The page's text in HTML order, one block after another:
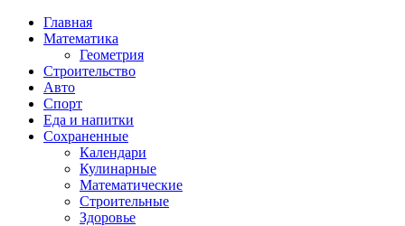
Главная
Математика
Геометрия
Строительство
Авто
Спорт
Еда и напитки
Сохраненные
Календари
Кулинарные
Математические
Строительные
Здоровье